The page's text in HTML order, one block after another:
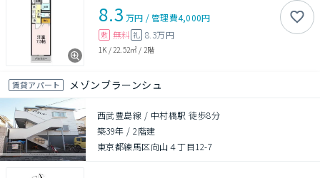
8.3 万円 /管理費4,000円
敷 無料 礼 8.3万円
1K / 22.52㎡ / 2階
賃貸アパート メゾンブラーンシュ
西武豊島線 / 中村橋駅 徒歩8分
築39年 /2階建
東京都練馬区向山４丁目12-7